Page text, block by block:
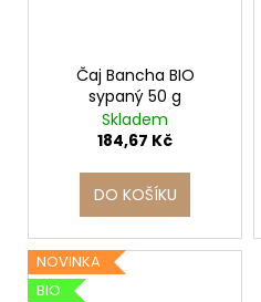
Čaj Bancha BIO
sypaný 50 g
Skladem
184,67 Kč
DO KOŠÍKU
NOVINKA
BIO